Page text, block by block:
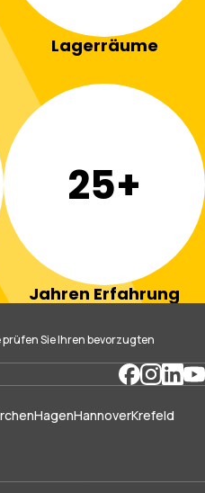
Lagerräume
25+
Jahren Erfahrung
Sie Ihren bevorzugten
HagenHannoverKrefeld